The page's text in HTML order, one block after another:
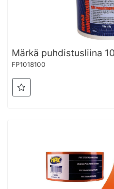
Märkä puhdistusliina
FP1018100